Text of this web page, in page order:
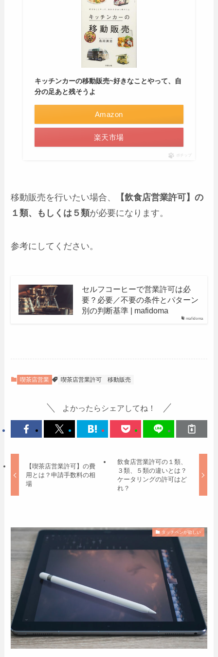
キッチンカーの移動販売~好きなことやって、自
分の足あと残そうよ
Amazon
楽天市場
ポチップ
移動販売を行いたい場合、
【飲食店営業許可】の
１類、もしくは５類が必要になります。
参考にしてください。
mafidoma
セルフコーヒーで営業許可は必
要？必要／不要の条件とパターン
別の判断基準 | mafidoma
喫茶店営業 喫茶店営業許可 移動販売
よかったらシェアしてね！
【喫茶店営業許可】の費
用とは？申請手数料の相
場
飲食店営業許可の１類、
３類、５類の違いとは？
ケータリングの許可はど
れ？
タッチペンが欲しい